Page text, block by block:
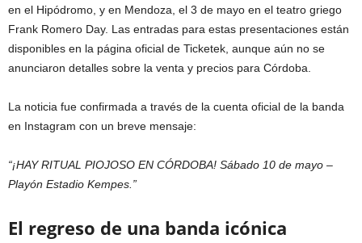
en el Hipódromo, y en Mendoza, el 3 de mayo en el teatro griego
Frank Romero Day. Las entradas para estas presentaciones están
disponibles en la página oficial de Ticketek, aunque aún no se
anunciaron detalles sobre la venta y precios para Córdoba.
La noticia fue confirmada a través de la cuenta oficial de la banda
en Instagram con un breve mensaje:
“¡HAY RITUAL PIOJOSO EN CÓRDOBA! Sábado 10 de mayo –
Playón Estadio Kempes.”
El regreso de una banda icónica